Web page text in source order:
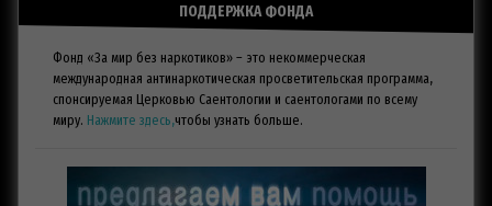
ПОДДЕРЖКА ФОНДА
Фонд «За мир без наркотиков» – это некоммерческая
международная антинаркотическая просветительская программа,
спонсируемая Церковью Саентологии и саентологами по всему
миру. Нажмите здесь,чтобы узнать больше.